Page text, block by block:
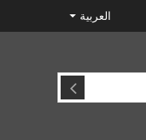
العربية